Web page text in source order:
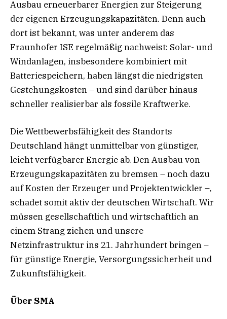
Ausbau erneuerbarer Energien zur Steigerung
der eigenen Erzeugungskapazitäten. Denn auch
dort ist bekannt, was unter anderem das
Fraunhofer ISE regelmäßig nachweist: Solar- und
Windanlagen, insbesondere kombiniert mit
Batteriespeichern, haben längst die niedrigsten
Gestehungskosten – und sind darüber hinaus
schneller realisierbar als fossile Kraftwerke.
Die Wettbewerbsfähigkeit des Standorts
Deutschland hängt unmittelbar von günstiger,
leicht verfügbarer Energie ab. Den Ausbau von
Erzeugungskapazitäten zu bremsen – noch dazu
auf Kosten der Erzeuger und Projektentwickler –,
schadet somit aktiv der deutschen Wirtschaft. Wir
müssen gesellschaftlich und wirtschaftlich an
einem Strang ziehen und unsere
Netzinfrastruktur ins 21. Jahrhundert bringen –
für günstige Energie, Versorgungssicherheit und
Zukunftsfähigkeit.
Über SMA